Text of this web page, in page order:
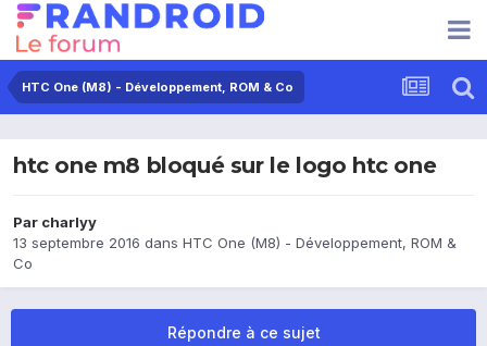
HTC One (M8) - Développement, ROM & Co
htc one m8 bloqué sur le logo htc one
Par charlyy
13 septembre 2016 dans HTC One (M8) - Développement, ROM &
Co
Répondre à ce sujet